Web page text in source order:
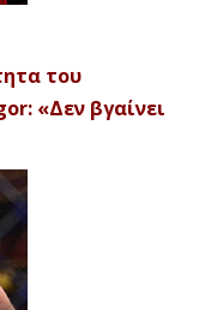
του
«Δεν βγαίνει